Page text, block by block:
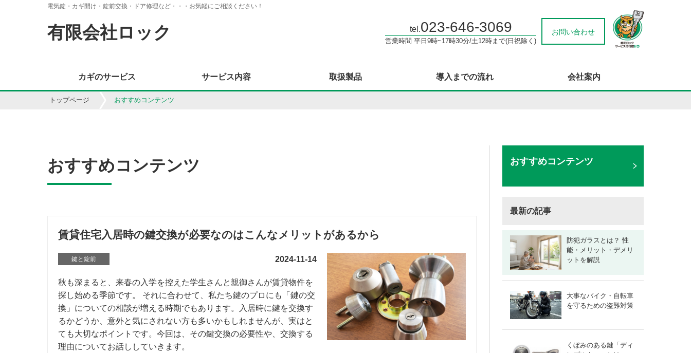
電気錠・カギ開け・錠前交換・ドア修理など・・・お気軽にご相談ください！
有限会社ロック tel.023-646-3069
営業時間 平日9時~17時30分/土12時まで(日祝除く)
お問い合わせ
カギのサービス サービス内容 取扱製品 導入までの流れ 会社案内
トップページ おすすめコンテンツ
おすすめコンテンツ
賃貸住宅入居時の鍵交換が必要なのはこんなメリットがあるから
鍵と錠前 2024-11-14
秋も深まると、来春の入学を控えた学生さんと親御さんが賃貸物件を
探し始める季節です。 それに合わせて、私たち鍵のプロにも「鍵の交
換」についての相談が増える時期でもあります。入居時に鍵を交換す
るかどうか、意外と気にされない方も多いかもしれませんが、実はと
ても大切なポイントです。今回は、その鍵交換の必要性や、交換する
理由についてお話ししていきます。
おすすめコンテンツ
最新の記事
防犯ガラスとは？ 性
能・メリット・デメリ
ットを解説
大事なバイク・自転車
を守るための盗難対策
くぼみのある鍵「ディ